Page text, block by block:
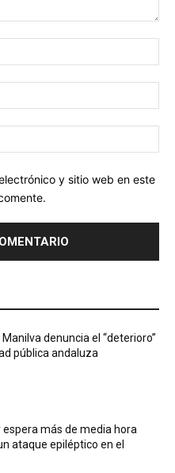
y sitio web en este
Manilva denuncia el “deterioro”
pública andaluza
espera más de media hora
ataque epiléptico en el